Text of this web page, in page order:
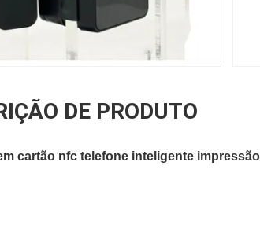
DE PRODUTO
cartão nfc telefone inteligente